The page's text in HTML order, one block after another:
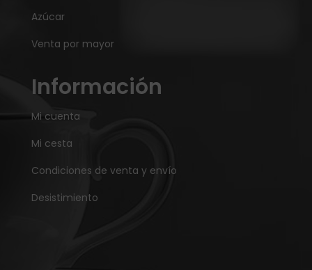
Azúcar
Venta por mayor
Información
Mi cuenta
Mi cesta
Condiciones de venta y envío
Desistimiento